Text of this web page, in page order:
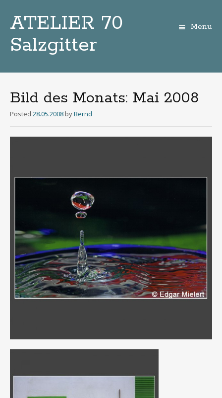
ATELIER 70
Salzgitter
Menu
Bild des Monats: Mai 2008
Posted 28.05.2008 byBernd